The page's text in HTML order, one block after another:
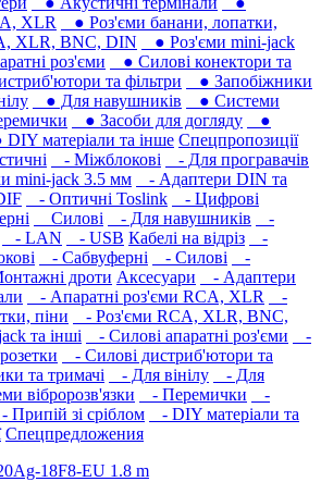
XLR
● Роз'єми банани, лопатки,
XLR, BNC, DIN
● Роз'єми mini-jack
роз'єми
● Силові конектори та
та фільтри
● Запобіжники
● Для навушників‎
● Системи
● Засоби для догляду
●
матеріали та інше Спецпропозиції
- Міжблокові
- Для програвачів
mini-jack 3.5 мм
- Адаптери DIN та
- Оптичні Toslink
- Цифрові
Силові - Для навушників‎
-
- LAN - USB Кабелі на відріз
-
- Сабвуферні - Силові
-
дроти Аксесуари
- Адаптери
- Апаратні роз'єми RCA, XLR
-
піни
- Роз'єми RCA, XLR, BNC,
та інші - Силові апаратні роз'єми
-
- Силові дистриб'ютори та
та тримачі - Для вінілу
- Для
вібророзв'язки - Перемички
-
Припій зі сріблом
- DIY матеріали та
Спецпредложения